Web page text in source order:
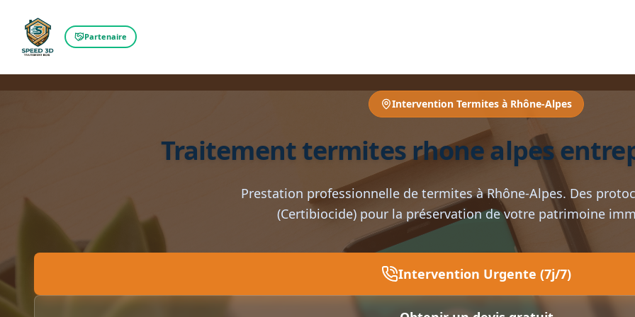
Partenaire
Intervention Termites à Rhône-Alpes
Traitement termites rhone alpes
Prestation professionnelle de termites à Rhône-Alpes. Des
(Certibiocide) pour la préservation de votre patrimoine
Intervention Urgente (7j/7)